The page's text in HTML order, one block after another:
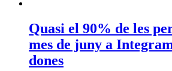
Quasi el 90% de les
mes de juny a
dones